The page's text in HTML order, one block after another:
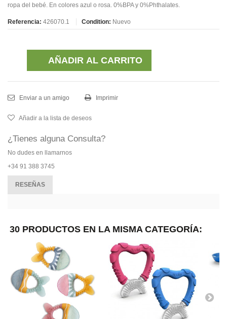
ropa del bebé. En colores azul o rosa. 0%BPA y 0%Phthalates.
Referencia: 426070.1 Condition: Nuevo
AÑADIR AL CARRITO
Enviar a un amigo Imprimir
Añadir a la lista de deseos
¿Tienes alguna Consulta?
No dudes en llamarnos
+34 91 388 3745
RESEÑAS
30 PRODUCTOS EN LA MISMA CATEGORÍA: